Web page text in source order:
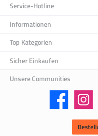
Service-Hotline
Informationen
Top Kategorien
Sicher Einkaufen
Unsere Communities
Facebook Instagram